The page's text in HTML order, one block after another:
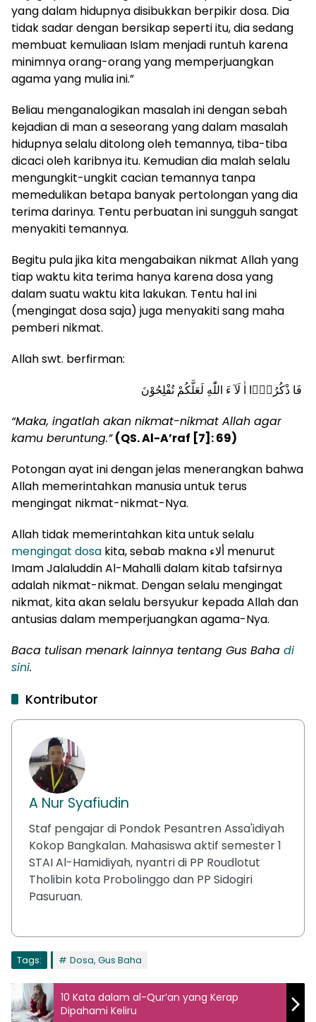
yang dalam hidupnya disibukkan berpikir dosa. Dia
tidak sadar dengan bersikap seperti itu, dia sedang
membuat kemuliaan Islam menjadi runtuh karena
minimnya orang-orang yang memperjuangkan
agama yang mulia ini.”
Beliau menganalogikan masalah ini dengan sebah
kejadian di man a seseorang yang dalam masalah
hidupnya selalu ditolong oleh temannya, tiba-tiba
dicaci oleh karibnya itu. Kemudian dia malah selalu
mengungkit-ungkit cacian temannya tanpa
memedulikan betapa banyak pertolongan yang dia
terima darinya. Tentu perbuatan ini sungguh sangat
menyakiti temannya.
Begitu pula jika kita mengabaikan nikmat Allah yang
tiap waktu kita terima hanya karena dosa yang
dalam suatu waktu kita lakukan. Tentu hal ini
(mengingat dosa saja) juga menyakiti sang maha
pemberi nikmat.
Allah swt. berfirman:
فَا ذْكُرُوْۤا اٰ لَآ ءَ اللّٰهِ لَعَلَّكُمْ تُفْلِحُوْنَ
“Maka, ingatlah akan nikmat-nikmat Allah agar
kamu beruntung.” (QS. Al-A’raf [7]: 69)
Potongan ayat ini dengan jelas menerangkan bahwa
Allah memerintahkan manusia untuk terus
mengingat nikmat-nikmat-Nya.
Allah tidak memerintahkan kita untuk selalu
mengingat dosa kita, sebab makna ألاء menurut
Imam Jalaluddin Al-Mahalli dalam kitab tafsirnya
adalah nikmat-nikmat. Dengan selalu mengingat
nikmat, kita akan selalu bersyukur kepada Allah dan
antusias dalam memperjuangkan agama-Nya.
Baca tulisan menark lainnya tentang Gus Baha di
sini.
Kontributor
A Nur Syafiudin
Staf pengajar di Pondok Pesantren Assa'idiyah
Kokop Bangkalan. Mahasiswa aktif semester 1
STAI Al-Hamidiyah, nyantri di PP Roudlotut
Tholibin kota Probolinggo dan PP Sidogiri
Pasuruan.
Tags: Dosa, Gus Baha
10 Kata dalam al-Qur’an yang Kerap
Dipahami Keliru